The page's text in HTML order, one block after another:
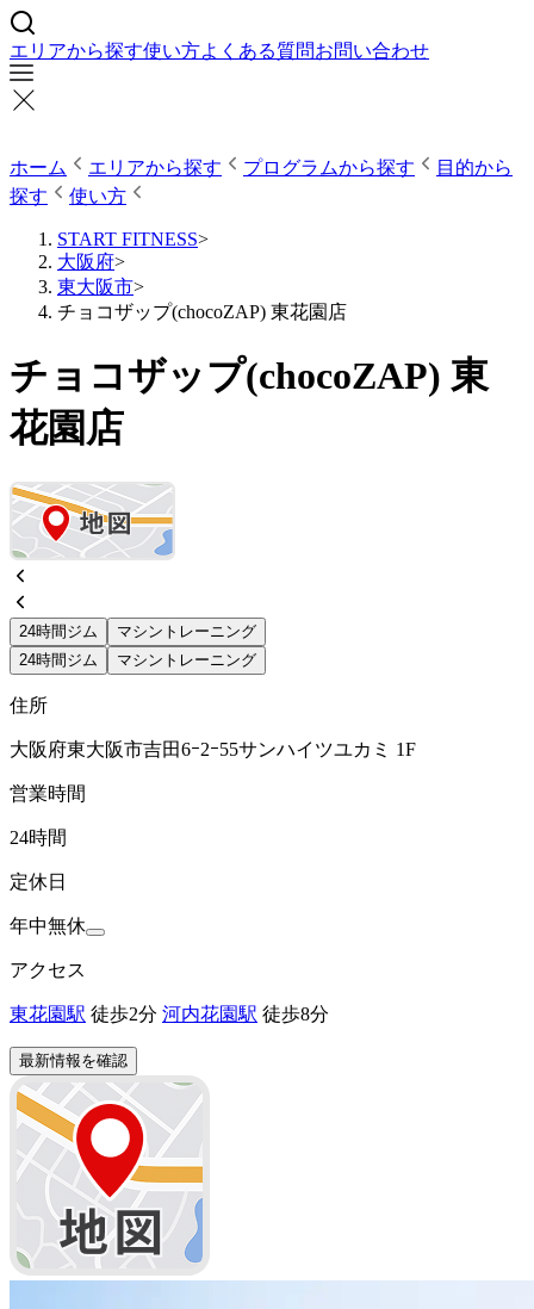
エリアから探す使い方よくある質問お問い合わせ
ホーム エリアから探す プログラムから探す
目的から
探す
使い方
START FITNESS>
大阪府>
東大阪市>
チョコザップ(chocoZAP) 東花園店
チョコザップ(chocoZAP) 東
花園店
24時間ジム
マシントレーニング
24時間ジム
マシントレーニング
住所
大阪府東大阪市吉田6ｰ2ｰ55サンハイツユカミ 1F
営業時間
24時間
定休日
年中無休
アクセス
東花園駅 徒歩2分 河内花園駅 徒歩8分
最新情報を確認